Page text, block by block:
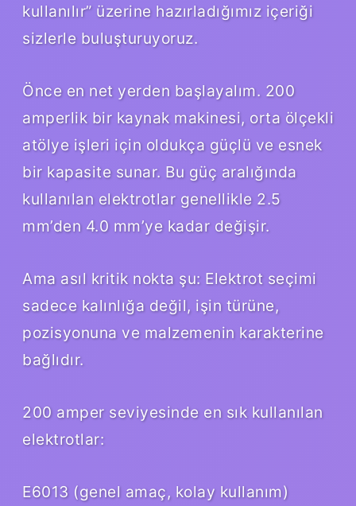
kullanılır” üzerine hazırladığımız içeriği
sizlerle buluşturuyoruz.
Önce en net yerden başlayalım. 200
amperlik bir kaynak makinesi, orta ölçekli
atölye işleri için oldukça güçlü ve esnek
bir kapasite sunar. Bu güç aralığında
kullanılan elektrotlar genellikle 2.5
mm’den 4.0 mm’ye kadar değişir.
Ama asıl kritik nokta şu: Elektrot seçimi
sadece kalınlığa değil, işin türüne,
pozisyonuna ve malzemenin karakterine
bağlıdır.
200 amper seviyesinde en sık kullanılan
elektrotlar:
E6013 (genel amaç, kolay kullanım)